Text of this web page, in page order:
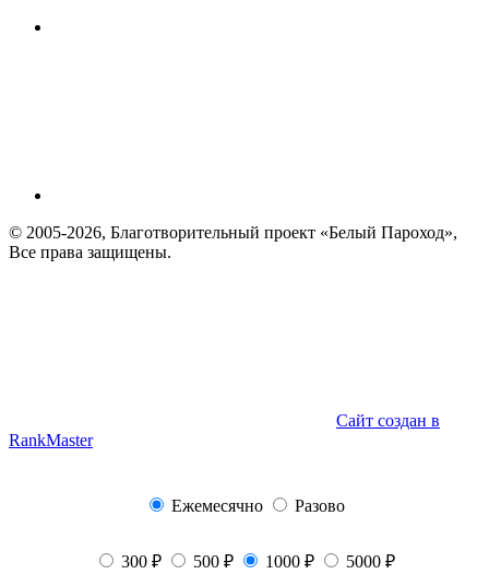
© 2005-2026, Благотворительный проект «Белый Пароход»,
Все права защищены.
Сайт создан в
RankMaster
Ежемесячно Разово
300 ₽ 500 ₽ 1000 ₽ 5000 ₽